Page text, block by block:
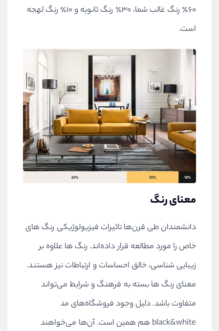
٪۶۰ رنگ غالب شما، ۳۰٪ رنگ ثانویه و ۱۰٪ رنگ لهجه
است.
معنای رنگ
دانشمندان طی قرن‌ها تاثیرات فیزیولوژیکی رنگ های
خاص را مورد مطالعه قرار داده‌اند. رنگ ها علاوه بر
زیبایی شناسی، خالق احساسات و ارتباطات نیز هستند.
معنای رنگ ها بسته به فرهنگ و شرایط می‌تواند
متفاوت باشد. دلیل وجود فروشگاه‌های مد
black&white هم همین است. آن‌ها می‌خواهند